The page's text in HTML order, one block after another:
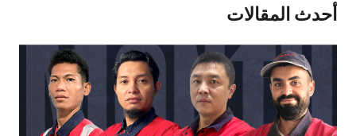
أحدث المقالات